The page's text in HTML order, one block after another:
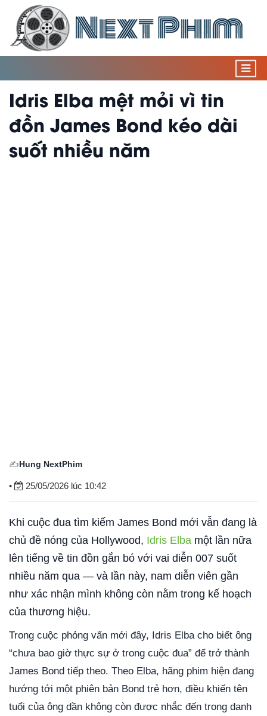
Idris Elba mệt mỏi vì tin
đồn James Bond kéo dài
suốt nhiều năm
✍️Hung NextPhim
• 25/05/2026 lúc 10:42
Khi cuộc đua tìm kiếm James Bond mới vẫn đang là
chủ đề nóng của Hollywood, Idris Elba một lần nữa
lên tiếng về tin đồn gắn bó với vai diễn 007 suốt
nhiều năm qua — và lần này, nam diễn viên gần
như xác nhận mình không còn nằm trong kế hoạch
của thương hiệu.
Trong cuộc phỏng vấn mới đây, Idris Elba cho biết ông
“chưa bao giờ thực sự ở trong cuộc đua” để trở thành
James Bond tiếp theo. Theo Elba, hãng phim hiện đang
hướng tới một phiên bản Bond trẻ hơn, điều khiến tên
tuổi của ông dần không còn được nhắc đến trong danh